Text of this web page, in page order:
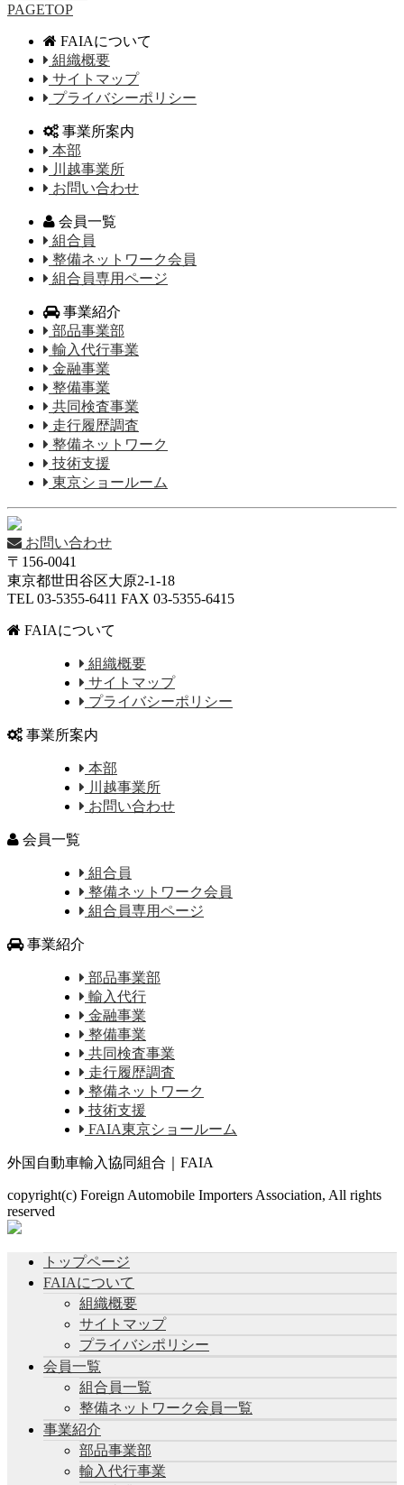
PAGETOP
FAIAについて
組織概要
サイトマップ
プライバシーポリシー
事業所案内
本部
川越事業所
お問い合わせ
会員一覧
組合員
整備ネットワーク会員
組合員専用ページ
事業紹介
部品事業部
輸入代行事業
金融事業
整備事業
共同検査事業
走行履歴調査
整備ネットワーク
技術支援
東京ショールーム
お問い合わせ
〒156-0041
東京都世田谷区大原2-1-18
TEL 03-5355-6411 FAX 03-5355-6415
FAIAについて
組織概要
サイトマップ
プライバシーポリシー
事業所案内
本部
川越事業所
お問い合わせ
会員一覧
組合員
整備ネットワーク会員
組合員専用ページ
事業紹介
部品事業部
輸入代行
金融事業
整備事業
共同検査事業
走行履歴調査
整備ネットワーク
技術支援
FAIA東京ショールーム
外国自動車輸入協同組合｜FAIA
copyright(c) Foreign Automobile Importers Association, All rights
reserved
トップページ
FAIAについて
組織概要
サイトマップ
プライバシポリシー
会員一覧
組合員一覧
整備ネットワーク会員一覧
事業紹介
部品事業部
輸入代行事業